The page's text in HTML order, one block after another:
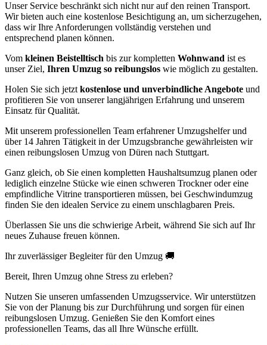
Unser Service beschränkt sich nicht nur auf den reinen Transport.
Wir bieten auch eine kostenlose Besichtigung an, um sicherzugehen,
dass wir Ihre Anforderungen vollständig verstehen und
entsprechend planen können.
Vom kleinen Beistelltisch bis zur kompletten Wohnwand ist es
unser Ziel, Ihren Umzug so reibungslos wie möglich zu gestalten.
Holen Sie sich jetzt kostenlose und unverbindliche Angebote und
profitieren Sie von unserer langjährigen Erfahrung und unserem
Einsatz für Qualität.
Mit unserem professionellen Team erfahrener Umzugshelfer und
über 14 Jahren Tätigkeit in der Umzugsbranche gewährleisten wir
einen reibungslosen Umzug von Düren nach Stuttgart.
Ganz gleich, ob Sie einen kompletten Haushaltsumzug planen oder
lediglich einzelne Stücke wie einen schweren Trockner oder eine
empfindliche Vitrine transportieren müssen, bei Geschwindumzug
finden Sie den idealen Service zu einem unschlagbaren Preis.
Überlassen Sie uns die schwierige Arbeit, während Sie sich auf Ihr
neues Zuhause freuen können.
Ihr zuverlässiger Begleiter für den Umzug 🚚
Bereit, Ihren Umzug ohne Stress zu erleben?
Nutzen Sie unseren umfassenden Umzugsservice. Wir unterstützen
Sie von der Planung bis zur Durchführung und sorgen für einen
reibungslosen Umzug. Genießen Sie den Komfort eines
professionellen Teams, das all Ihre Wünsche erfüllt.